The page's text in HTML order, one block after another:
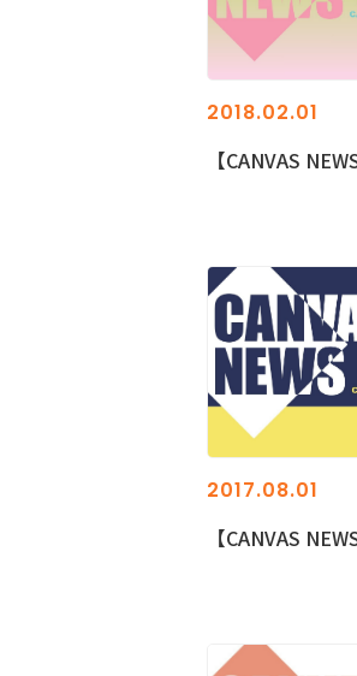
2018.02.01
【CANVAS
2017.08.01
【CANVAS